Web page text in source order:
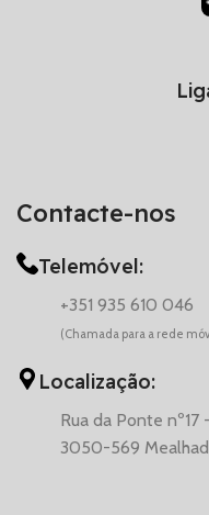
Contacte-nos
Telemóvel:
+351 935 610 046
(Chamada para a rede
Localização:
Rua da Ponte
3050-569